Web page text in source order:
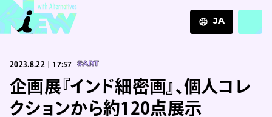
JA
ZH
2023.8.22｜17:57 #ART
企画展『インド細密画』、個人コレ
クションから約120点展示